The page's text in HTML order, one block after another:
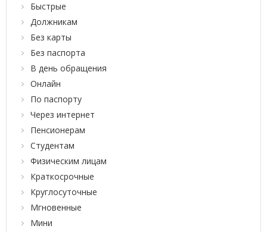
Быстрые
Должникам
Без карты
Без паспорта
В день обращения
Онлайн
По паспорту
Через интернет
Пенсионерам
Студентам
Физическим лицам
Краткосрочные
Круглосуточные
Мгновенные
Мини